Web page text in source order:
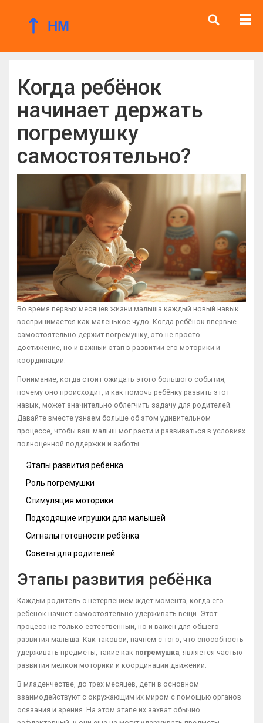
Когда ребёнок
начинает держать
погремушку
самостоятельно?
Во время первых месяцев жизни малыша каждый новый навык
воспринимается как маленькое чудо. Когда ребёнок впервые
самостоятельно держит погремушку, это не просто
достижение, но и важный этап в развитии его моторики и
координации.
Понимание, когда стоит ожидать этого большого события,
почему оно происходит, и как помочь ребёнку развить этот
навык, может значительно облегчить задачу для родителей.
Давайте вместе узнаем больше об этом удивительном
процессе, чтобы ваш малыш мог расти и развиваться в условиях
полноценной поддержки и заботы.
Этапы развития ребёнка
Роль погремушки
Стимуляция моторики
Подходящие игрушки для малышей
Сигналы готовности ребёнка
Советы для родителей
Этапы развития ребёнка
Каждый родитель с нетерпением ждёт момента, когда его
ребёнок начнет самостоятельно удерживать вещи. Этот
процесс не только естественный, но и важен для общего
развития малыша. Как таковой, начнем с того, что способность
удерживать предметы, такие как погремушка, является частью
развития мелкой моторики и координации движений.
В младенчестве, до трех месяцев, дети в основном
взаимодействуют с окружающим их миром с помощью органов
осязания и зрения. На этом этапе их захват обычно